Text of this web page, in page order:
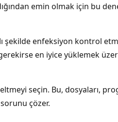
emin olmak için bu
şekilde enfeksiyon kontrol
en iyice yüklemek
seçin. Bu, dosyaları,
çözer.